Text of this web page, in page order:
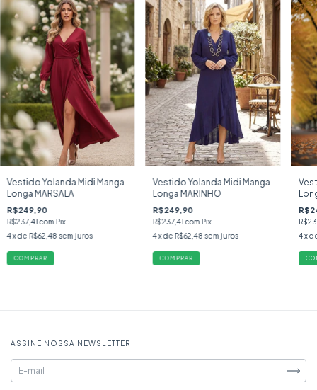
Vestido Yolanda Midi Manga
Longa MARSALA
R$249,90
R$237,41com Pix
4x de R$62,48 sem juros
COMPRAR
Vestido Yolanda Midi Manga
Longa MARINHO
R$249,90
R$237,41com Pix
4x de R$62,48 sem juros
COMPRAR
4 x
ASSINE NOSSA NEWSLETTER